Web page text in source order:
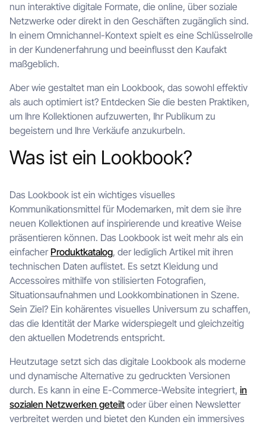
nun interaktive digitale Formate, die online, über soziale
Netzwerke oder direkt in den Geschäften zugänglich sind.
In einem Omnichannel-Kontext spielt es eine Schlüsselrolle
in der Kundenerfahrung und beeinflusst den Kaufakt
maßgeblich.
Aber wie gestaltet man ein Lookbook, das sowohl effektiv
als auch optimiert ist? Entdecken Sie die besten Praktiken,
um Ihre Kollektionen aufzuwerten, Ihr Publikum zu
begeistern und Ihre Verkäufe anzukurbeln.
Was ist ein Lookbook?
Das Lookbook ist ein wichtiges visuelles
Kommunikationsmittel für Modemarken, mit dem sie ihre
neuen Kollektionen auf inspirierende und kreative Weise
präsentieren können. Das Lookbook ist weit mehr als ein
einfacher Produktkatalog, der lediglich Artikel mit ihren
technischen Daten auflistet. Es setzt Kleidung und
Accessoires mithilfe von stilisierten Fotografien,
Situationsaufnahmen und Lookkombinationen in Szene.
Sein Ziel? Ein kohärentes visuelles Universum zu schaffen,
das die Identität der Marke widerspiegelt und gleichzeitig
den aktuellen Modetrends entspricht.
Heutzutage setzt sich das digitale Lookbook als moderne
und dynamische Alternative zu gedruckten Versionen
durch. Es kann in eine E-Commerce-Website integriert, in
sozialen Netzwerken geteilt oder über einen Newsletter
verbreitet werden und bietet den Kunden ein immersives